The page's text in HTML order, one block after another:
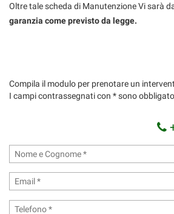
Oltre tale scheda di Manutenzione Vi sarà
garanzia come previsto da legge.
Compila il modulo per prenotare un
I campi contrassegnati con * sono
le
funzionalità
di
seguito
informazioni
sull'utilità
e
sul
funzionamento